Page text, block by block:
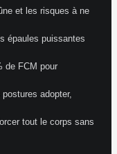
et les risques à ne
épaules puissantes
de FCM pour
adopter,
tout le corps sans